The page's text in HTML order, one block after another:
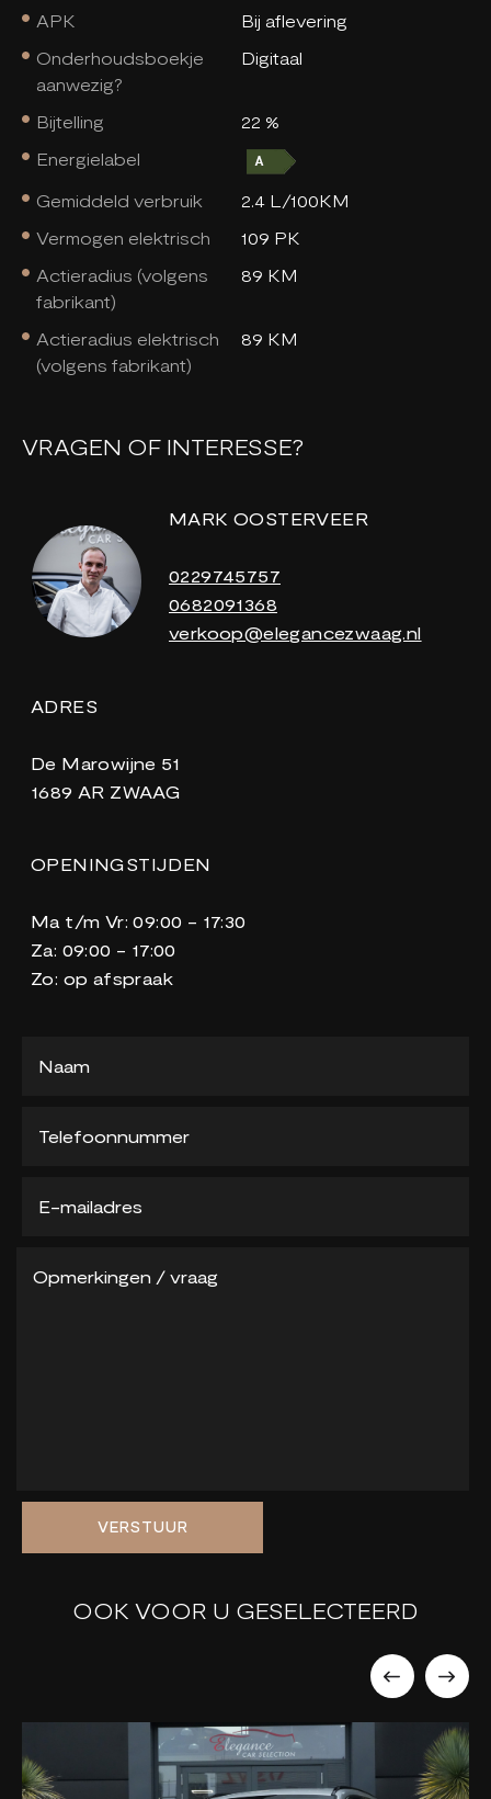
APK
Bij aflevering
Onderhoudsboekje
aanwezig?
Digitaal
Bijtelling
22 %
Energielabel
Gemiddeld verbruik
2.4 L/100KM
Vermogen elektrisch
109 PK
Actieradius (volgens
fabrikant)
89 KM
Actieradius elektrisch
(volgens fabrikant)
89 KM
VRAGEN OF INTERESSE?
MARK OOSTERVEER
0229745757
0682091368
verkoop@elegancezwaag.nl
ADRES
De Marowijne 51
1689 AR ZWAAG
OPENINGSTIJDEN
Ma t/m Vr: 09:00 - 17:30
Za: 09:00 - 17:00
Zo: op afspraak
VERSTUUR
OOK VOOR U GESELECTEERD